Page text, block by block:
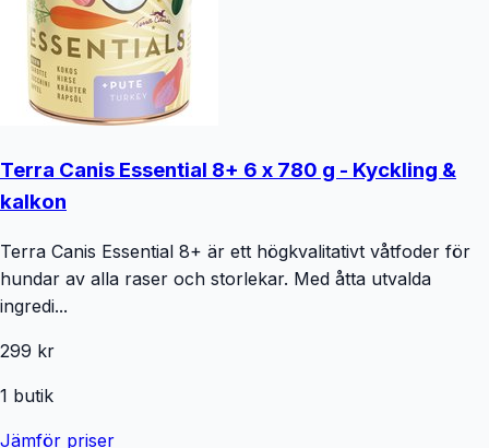
Terra Canis Essential 8+ 6 x 780 g - Kyckling &
kalkon
Terra Canis Essential 8+ är ett högkvalitativt våtfoder för
hundar av alla raser och storlekar. Med åtta utvalda
ingredi...
299 kr
1 butik
Jämför priser